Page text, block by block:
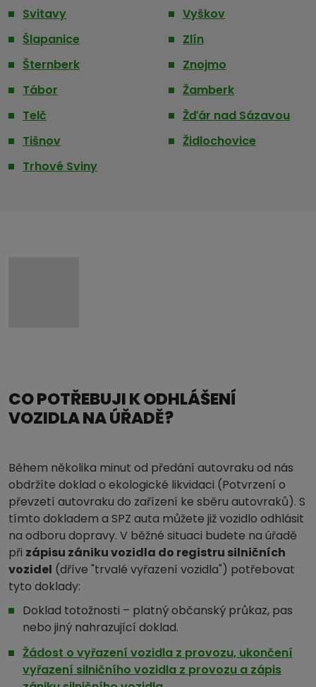
Svitavy
Šlapanice
Šternberk
Tábor
Telč
Tišnov
Trhové Sviny
Vyškov
Zlín
Znojmo
Žamberk
Žďár nad Sázavou
Židlochovice
CO POTŘEBUJI K ODHLÁŠENÍ
VOZIDLA NA ÚŘADĚ?
Během několika minut od předání autovraku od nás
obdržíte doklad o ekologické likvidaci (Potvrzení o
převzetí autovraku do zařízení ke sběru autovraků). S
tímto dokladem a SPZ auta můžete již vozidlo odhlásit
na odboru dopravy. V běžné situaci budete na úřadě
při zápisu zániku vozidla do registru silničních
vozidel (dříve "trvalé vyřazení vozidla") potřebovat
tyto doklady:
Doklad totožnosti – platný občanský průkaz, pas
nebo jiný nahrazující doklad.
Žádost o vyřazení vozidla z provozu, ukončení
vyřazení silničního vozidla z provozu a zápis